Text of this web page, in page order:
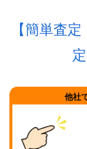
【簡単査
他社